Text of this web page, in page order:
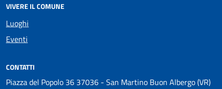
VIVERE IL COMUNE
Luoghi
Eventi
CONTATTI
Piazza del Popolo 36 37036 - San Martino Buon Albergo (VR)